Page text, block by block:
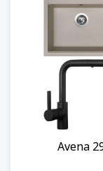
Avena